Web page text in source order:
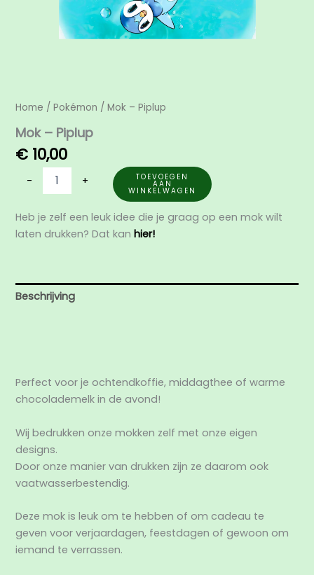
Home /Pokémon / Mok – Piplup
Mok – Piplup
€ 10,00
- + TOEVOEGEN
AAN
WINKELWAGEN
Heb je zelf een leuk idee die je graag op een mok wilt
laten drukken? Dat kanhier!
Beschrijving
Perfect voor je ochtendkoffie, middagthee of warme
chocolademelk in de avond!
Wij bedrukken onze mokken zelf met onze eigen
designs.
Door onze manier van drukken zijn ze daarom ook
vaatwasserbestendig.
Deze mok is leuk om te hebben of om cadeau te
geven voor verjaardagen, feestdagen of gewoon om
iemand te verrassen.